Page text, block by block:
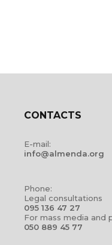
CONTACTS
E-mail:
info@almenda.org
Phone:
Legal consultations
095 136 47 27
For mass media and
050 889 45 77